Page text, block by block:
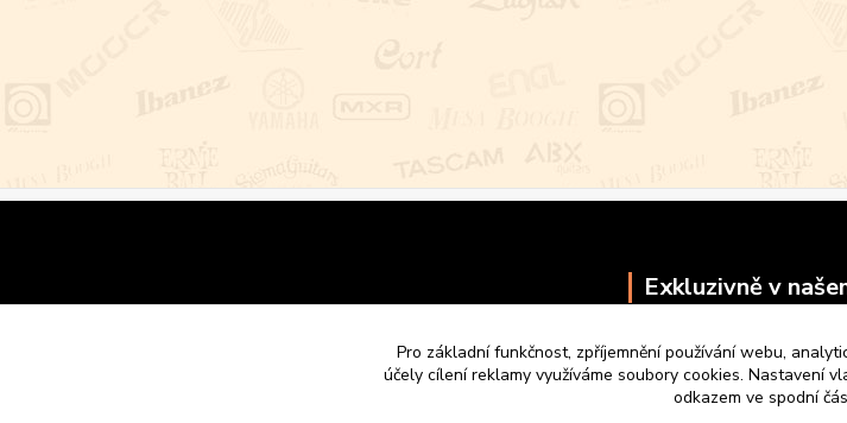
Exkluzivně v
Pro základní funkčnost, zpříjemnění používání webu,
účely cílení reklamy využíváme soubory cookies. Nastavení
odkazem ve spodní